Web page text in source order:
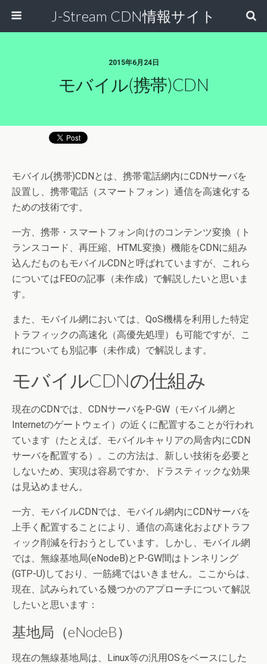
J-Stream CDN情報サイト
2015年6月24日
モバイル(携帯)CDN
モバイル(携帯)CDNとは、携帯電話網内にCDNサーバを
設置し、携帯電話（スマートフォン）通信を高速化する
ための技術です。
一方、携帯・スマートフォン向けのコンテンツ変換（ト
ランスコード、再圧縮、HTML変換）機能をCDNに組み
込んだものもモバイルCDNと呼ばれていますが、これら
についてはFEOの記事（未作成）で解説したいと思いま
す。
また、モバイル網においては、QoS機構を利用した特定
トラフィックの高速化（高優先処理）も可能ですが、こ
れについても別記事（未作成）で解説します。
モバイルCDNの仕組み
現在のCDNでは、CDNサーバをP-GW（モバイル網と
Internetのゲートウェイ）の近くに配置することが行われ
ています（たとえば、モバイルキャリアの局舎内にCDN
サーバを配置する）。この方法は、新しい技術を必要と
しないため、実現は容易ですか、ドラスティックな効果
は見込めません。
一方、モバイルCDNでは、モバイル網内にCDNサーバを
上手く配置することにより、通信の高速化およびトラフ
ィック削減を行おうとしています。しかし、モバイル網
では、無線基地局(eNodeB)とP-GW間はトンネリング
(GTP-U)しており、一筋縄ではいきません。ここからは、
現在、試みられている幾つかのアプローチについて解説
したいと思います：
基地局（eNodeB）
現在の無線基地局は、Linux等の汎用OSをベースにした